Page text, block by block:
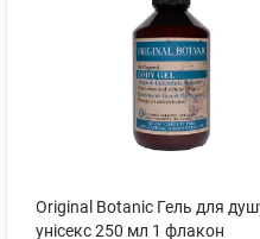
Original Botanic Гель для
унісекс 250 мл 1 флакон